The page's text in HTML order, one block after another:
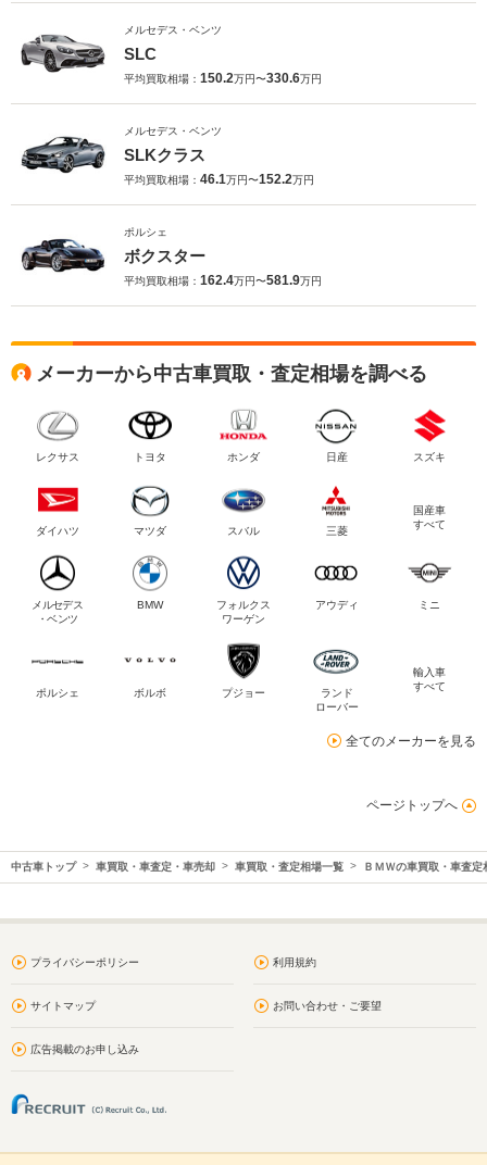
メルセデス・ベンツ
SLC
平均買取相場： 150.2万円〜330.6万円
メルセデス・ベンツ
SLKクラス
平均買取相場： 46.1万円〜152.2万円
ポルシェ
ボクスター
平均買取相場： 162.4万円〜581.9万円
メーカーから中古車買取・査定相場を調べる
レクサス トヨタ ホンダ 日産 スズキ
ダイハツ マツダ スバル 三菱
国産車
すべて
メルセデス
・ベンツ
BMW
フォルクス
ワーゲン
アウディ ミニ
ポルシェ ボルボ プジョー
ランド
ローバー
輸入車
すべて
全てのメーカーを見る
ページトップへ
中古車トップ 車買取・車査定・車売却 車買取・査定相場一覧 ＢＭＷの車買取・車査定
プライバシーポリシー 利用規約
サイトマップ お問い合わせ・ご要望
広告掲載のお申し込み